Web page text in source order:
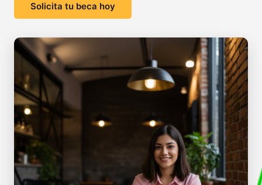
Solicita tu beca hoy